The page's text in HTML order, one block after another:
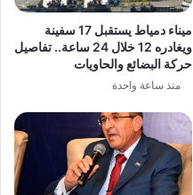
ميناء دمياط يستقبل 17 سفينة
ويغادره 12 خلال 24 ساعة.. تفاصيل
حركة البضائع والحاويات
منذ ساعة واحدة